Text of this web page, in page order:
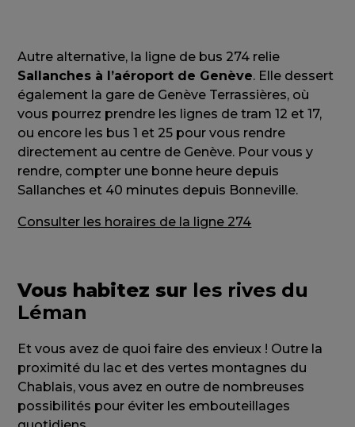
Autre alternative, la ligne de bus 274 relie
Sallanches à l’aéroport de Genève. Elle dessert
également la gare de Genève Terrassières, où
vous pourrez prendre les lignes de tram 12 et 17,
ou encore les bus 1 et 25 pour vous rendre
directement au centre de Genève. Pour vous y
rendre, compter une bonne heure depuis
Sallanches et 40 minutes depuis Bonneville.
Consulter les horaires de la ligne 274
Vous habitez sur les rives du
Léman
Et vous avez de quoi faire des envieux ! Outre la
proximité du lac et des vertes montagnes du
Chablais, vous avez en outre de nombreuses
possibilités pour éviter les embouteillages